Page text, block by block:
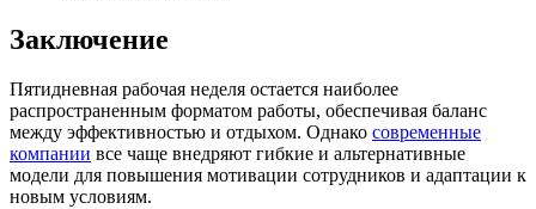
Заключение
Пятидневная рабочая неделя остается наиболее
распространенным форматом работы, обеспечивая баланс
между эффективностью и отдыхом. Однако современные
компании все чаще внедряют гибкие и альтернативные
модели для повышения мотивации сотрудников и адаптации к
новым условиям.